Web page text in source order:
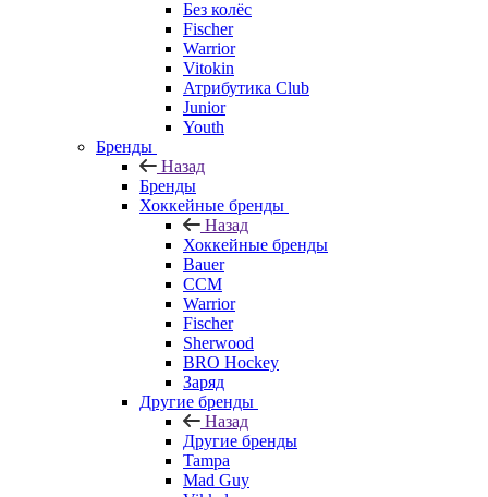
Без колёс
Fischer
Warrior
Vitokin
Атрибутика Club
Junior
Youth
Бренды
Назад
Бренды
Хоккейные бренды
Назад
Хоккейные бренды
Bauer
CCM
Warrior
Fischer
Sherwood
BRO Hockey
Заряд
Другие бренды
Назад
Другие бренды
Tampa
Mad Guy